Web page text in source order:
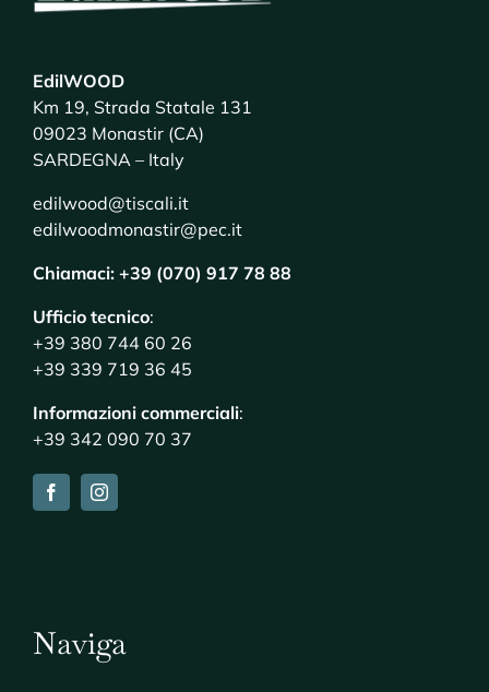
EdilWOOD
Km 19, Strada Statale 131
09023 Monastir (CA)
SARDEGNA – Italy
edilwood@tiscali.it
edilwoodmonastir@pec.it
Chiamaci: +39 (070) 917 78 88
Ufficio tecnico:
+39 380 744 60 26
+39 339 719 36 45
Informazioni commerciali:
+39 342 090 70 37
Naviga